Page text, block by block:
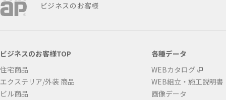
ビジネスのお客様
ビジネスのお客様TOP
住宅商品
エクステリア/外装 商品
ビル商品
各種データ
WEBカタログ
WEB組立・施工説明書
画像データ